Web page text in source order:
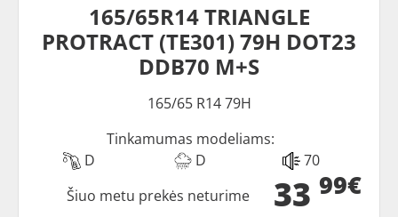
165/65R14 TRIANGLE
PROTRACT (TE301) 79H DOT23
DDB70 M+S
165/65 R14 79H
Tinkamumas modeliams:
D
D 70
33 99€
Šiuo metu prekės neturime